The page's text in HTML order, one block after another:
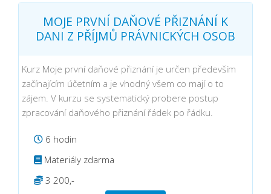
MOJE PRVNÍ DAŇOVÉ PŘIZNÁNÍ K
DANI Z PŘÍJMŮ PRÁVNICKÝCH OSOB
Kurz Moje první daňové přiznání je určen především
začínajícím účetním a je vhodný všem co mají o to
zájem. V kurzu se systematický probere postup
zpracování daňového přiznání řádek po řádku.
6 hodin
Materiály zdarma
3 200,-